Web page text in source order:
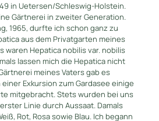
in Uetersen/Schleswig-Holstein.
Gärtnerei in zweiter Generation.
1965, durfte ich schon ganz zu
aus dem Privatgarten meines
waren Hepatica nobilis var. nobilis
lassen mich die Hepatica nicht
meines Vaters gab es
Exkursion zum Gardasee einige
mitgebracht. Stets wurden bei uns
Linie durch Aussaat. Damals
Rot, Rosa sowie Blau. Ich begann